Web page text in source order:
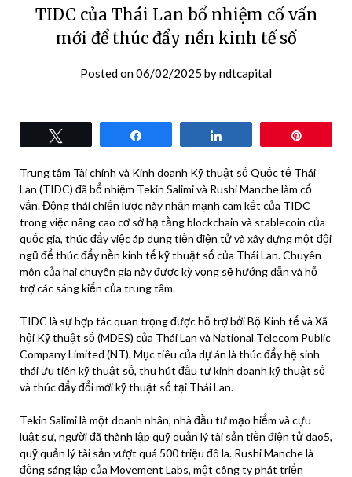
TIDC của Thái Lan bổ nhiệm cố vấn
mới để thúc đẩy nền kinh tế số
Posted on06/02/2025 byndtcapital
Trung tâm Tài chính và Kinh doanh Kỹ thuật số Quốc tế Thái
Lan (TIDC) đã bổ nhiệm Tekin Salimi và Rushi Manche làm cố
vấn. Động thái chiến lược này nhấn mạnh cam kết của TIDC
trong việc nâng cao cơ sở hạ tầng blockchain và stablecoin của
quốc gia, thúc đẩy việc áp dụng tiền điện tử và xây dựng một đội
ngũ để thúc đẩy nền kinh tế kỹ thuật số của Thái Lan. Chuyên
môn của hai chuyên gia này được kỳ vọng sẽ hướng dẫn và hỗ
trợ các sáng kiến ​​của trung tâm.
TIDC là sự hợp tác quan trọng được hỗ trợ bởi Bộ Kinh tế và Xã
hội Kỹ thuật số (MDES) của Thái Lan và National Telecom Public
Company Limited (NT). Mục tiêu của dự án là thúc đẩy hệ sinh
thái ưu tiên kỹ thuật số, thu hút đầu tư kinh doanh kỹ thuật số
và thúc đẩy đổi mới kỹ thuật số tại Thái Lan.
Tekin Salimi là một doanh nhân, nhà đầu tư mạo hiểm và cựu
luật sư, người đã thành lập quỹ quản lý tài sản tiền điện tử dao5,
quỹ quản lý tài sản vượt quá 500 triệu đô la. Rushi Manche là
đồng sáng lập của Movement Labs, một công ty phát triển